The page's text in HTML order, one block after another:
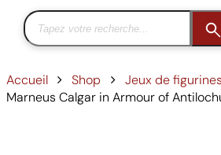
Accueil Shop Jeux de figurines
Marneus Calgar in Armour of